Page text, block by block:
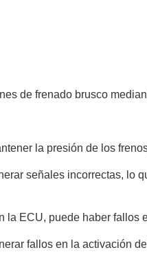
de frenado brusco
la presión de los
señales incorrectas, lo
la ECU, puede haber fallos
fallos en la activación